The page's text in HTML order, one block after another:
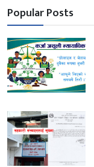
Popular Posts